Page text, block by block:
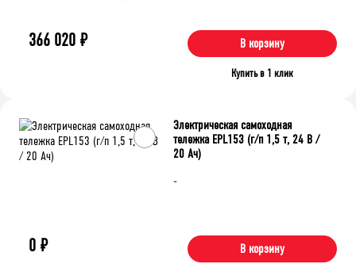
366 020 ₽ В корзину
Купить в 1 клик
-
Электрическая самоходная
тележка EPL153 (г/п 1,5 т, 24 В /
20 Ач)
0 ₽ В корзину